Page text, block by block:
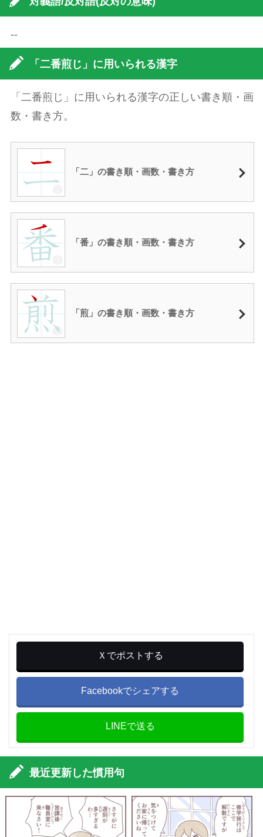
--
「二番煎じ」に用いられる漢字
「二番煎じ」に用いられる漢字の正しい書き順・画
数・書き方。
「二」の書き順・画数・書き方
「番」の書き順・画数・書き方
「煎」の書き順・画数・書き方
Ｘでポストする
Facebookでシェアする
LINEで送る
最近更新した慣用句